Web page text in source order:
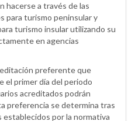
hacerse a través de las
para turismo peninsular y
turismo insular utilizando su
en agencias
preferente que
el primer día del periodo
acreditados podrán
preferencia se determina tras
establecidos por la normativa